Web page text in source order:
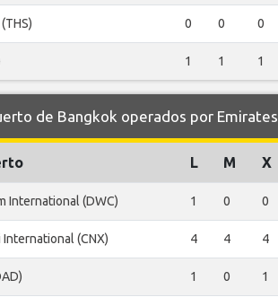
0 0 0
1 1 1
de Bangkok operados por Emirates
L M X
International (DWC) 1 0 0
International (CNX) 4 4 4
1 0 1